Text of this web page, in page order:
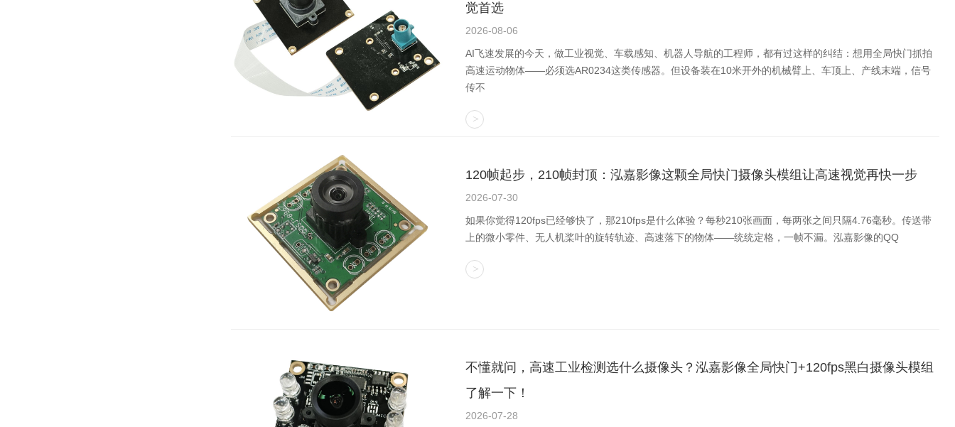
觉首选
2026-08-06
AI飞速发展的今天，做工业视觉、车载感知、机器人导航的工程师，都有过这样的纠结：想用全局快门抓拍
高速运动物体——必须选AR0234这类传感器。但设备装在10米开外的机械臂上、车顶上、产线末端，信号
传不
120帧起步，210帧封顶：泓嘉影像这颗全局快门摄像头模组让高速视觉再快一步
2026-07-30
如果你觉得120fps已经够快了，那210fps是什么体验？每秒210张画面，每两张之间只隔4.76毫秒。传送带
上的微小零件、无人机桨叶的旋转轨迹、高速落下的物体——统统定格，一帧不漏。泓嘉影像的QQ
不懂就问，高速工业检测选什么摄像头？泓嘉影像全局快门+120fps黑白摄像头模组
了解一下！
2026-07-28